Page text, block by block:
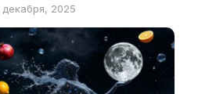
декабря, 2025